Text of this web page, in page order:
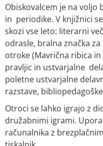
Obiskovalcem je na voljo
in periodike. V knjižnici
skozi vse leto: literarni
odrasle, bralna značka
otroke (Mavrična ribica
pravljic in ustvarjalne
poletne ustvarjalne
razstave,
Otroci se lahko igrajo z
družabnimi igrami.
računalnika z